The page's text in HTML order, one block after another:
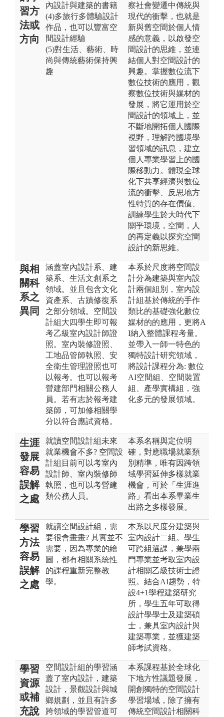
習方
法或
方向
內設計與建築的書籍
(4)多旅行多體驗設計
作品，也可以豐富空
間設計經驗
(5)對生活、藝術、時
尚與傳統藝術保持興
趣
察社會變遷中傳統與
現代的衝擊，也就是
新與舊空間於個人情
感的意義，以啟發空
間設計的思維，並連
結個人對空間設計的
興趣。掌握數位流下
數位技術的應用，觀
察數位技術與媒材的
發展，將它運用於空
間設計的領域上，並
不斷地開拓個人國際
視野，理解跨國境學
習領域的訊息，建立
個人專業學習上的國
際移動力。體現全球
化下共享經濟與數位
流的衝擊、反思地方
性特質的存在價值、
訓練學生於大時代下
關乎環境，空間，人
的再定義以探究空間
設計的新思維。
與相
關科
系之
異同
涵蓋室內設計系、建
築系、生活文創系之
領域。並且包含文化
資產系、古蹟修復系
之部分領域。空間設
計組大四學生即可報
考乙級室內設計師證
照。室內裝修證照、
工地品管師執照、安
全衛生管理證照也可
以報考。也可以報考
營建部門相關公務人
員。若有志於報考建
築師，可加修相關學
分以符合應試資格。
本系於尺度將空間設
計分為建築與室內設
計兩個組別，室內設
計組基於傳統的手作
類比的基礎強化數位
媒材的的應用，更將A
I納入整體課程考量。
並帶入一師一特色的
獨特設計研究領域，
將設計課程分為: 數位
AI空間組、空間裝置
組、產學實構組，強
化多元的發展領域。
生涯
發展
容易
誤解
之處
就讀空間設計組未來
就業機會不多? 空間設
計組目前可以考室內
設計師、室內裝修師
執照，也可以考營建
類公務人員。
本系名稱與定位明
確，對應職場就業類
別精準，唯有因跨領
域學習延伸多樣就業
機會，可於「生涯進
路」看出本系畢業生
出路之多樣發展。
學習
方法
容易
誤解
之處
就讀空間設計組，需
要很會畫畫? 其實並不
需要，因為專業的繪
圖，都有相關系統性
的課程重新完整教
學。
本系以尺度分建築與
室內設計二組。學生
可跨組選課，兼學兩
門專業並考取室內設
計相關乙級技術士證
照。結合AI趨勢，特
設4+1學程建築研究
所，學生五年可取得
設計學學士及建築碩
士，兼具室內設計與
建築專業，並獲建築
師考試資格。
學習
資源
或補
充說
空間設計組的學習涵
蓋了室內設計，建築
設計，景觀設計與城
鄉規劃，並且有許多
跨領域的學習管道可
本系課程基於全球化
下地方性議題發展，
開創獨特的空間設計
學習場域，除了擁有
傳統空間設計相關科